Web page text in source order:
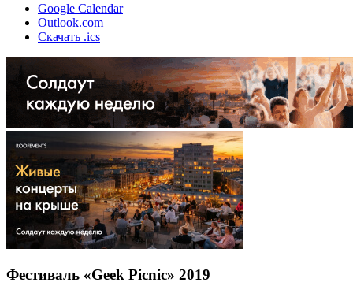
Google Calendar
Outlook.com
Скачать .ics
Фестиваль «Geek Picnic» 2019